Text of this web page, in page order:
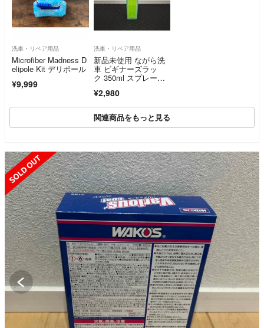
洗車・リペア用品
Microfiber Madness D
elipole Kit デリポール
¥9,999
洗車・リペア用品
新品未使用 ながら洗
車 ビギナーズラッ
ク 350ml スプレーノ
¥2,980
関連商品をもっと見る
SOLD OUT